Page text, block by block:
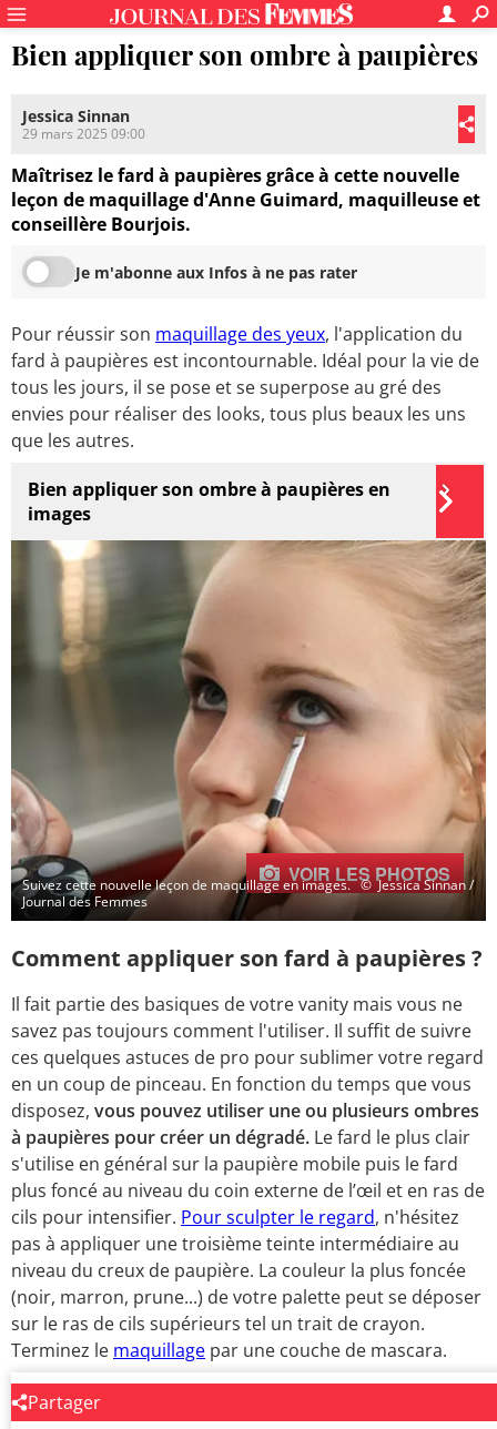
Bien appliquer son ombre à paupières
Jessica Sinnan
29 mars 2025 09:00
Maîtrisez le fard à paupières grâce à cette nouvelle
leçon de maquillage d'Anne Guimard, maquilleuse et
conseillère Bourjois.
Je m'abonne aux Infos à ne pas rater
Pour réussir son maquillage des yeux, l'application du
fard à paupières est incontournable. Idéal pour la vie de
tous les jours, il se pose et se superpose au gré des
envies pour réaliser des looks, tous plus beaux les uns
que les autres.
Bien appliquer son ombre à paupières en
images
VOIR LES PHOTOS
Suivez cette nouvelle leçon de maquillage en images.© Jessica Sinnan /
Journal des Femmes
Comment appliquer son fard à paupières ?
Il fait partie des basiques de votre vanity mais vous ne
savez pas toujours comment l'utiliser. Il suffit de suivre
ces quelques astuces de pro pour sublimer votre regard
en un coup de pinceau. En fonction du temps que vous
disposez, vous pouvez utiliser une ou plusieurs ombres
à paupières pour créer un dégradé. Le fard le plus clair
s'utilise en général sur la paupière mobile puis le fard
plus foncé au niveau du coin externe de l’œil et en ras de
cils pour intensifier. Pour sculpter le regard, n'hésitez
pas à appliquer une troisième teinte intermédiaire au
niveau du creux de paupière. La couleur la plus foncée
(noir, marron, prune...) de votre palette peut se déposer
sur le ras de cils supérieurs tel un trait de crayon.
Terminez le maquillage par une couche de mascara.
Partager
AUTOUR DU MÊME SUJET